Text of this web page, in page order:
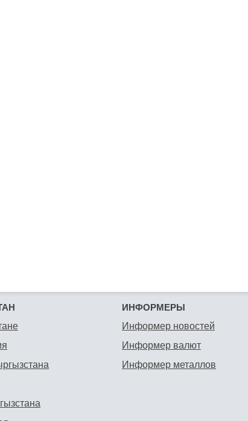
ИНФОРМЕРЫ
Информер новостей
Информер валют
Информер металлов